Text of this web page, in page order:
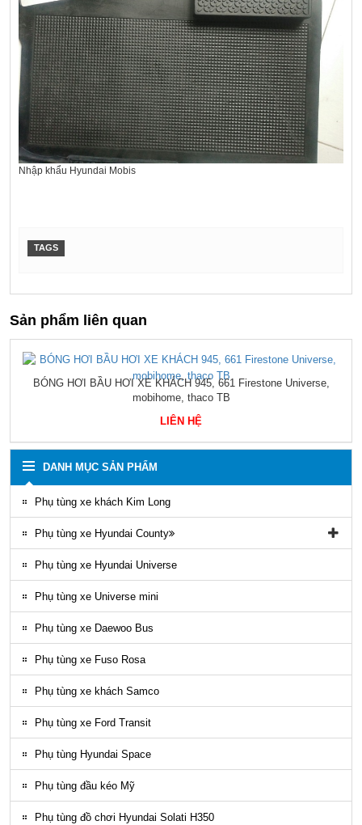
Nhập khẩu Hyundai Mobis
TAGS
Sản phẩm liên quan
DANH SÁCH PHỤ TÙNG COUNTY UNIVERSE SPACE GRAND
BIRD
LIÊN HỆ
DANH MỤC SẢN PHẨM
Phụ tùng xe khách Kim Long
Phụ tùng xe Hyundai County
Phụ tùng vỏ xe County
Phụ kiện ghế county
Gioăng County
Phụ tùng gầm máy County
Ốp nhựa ngoại thất County
ĐÈN LED COUNTY
Nội thất County
Ngoại thất County
Phụ tùng điều hòa County
Phụ tùng xe Hyundai Universe
Phụ tùng xe Universe mini
Phụ tùng xe Daewoo Bus
Phụ tùng xe Fuso Rosa
Phụ tùng xe khách Samco
Phụ tùng xe Ford Transit
Phụ tùng Hyundai Space
Phụ tùng đầu kéo Mỹ
Phụ tùng đồ chơi Hyundai Solati H350